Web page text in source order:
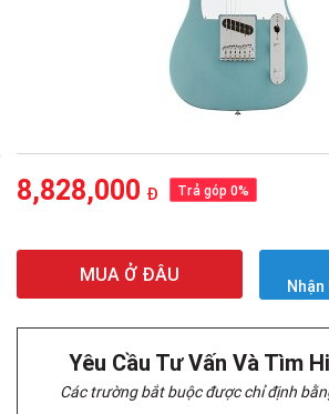
8,828,000 Đ Trả góp 0%
MUA Ở ĐÂU
Yêu Cầu Tư Vấn Và Tìm
Các trường bắt buộc được chỉ định